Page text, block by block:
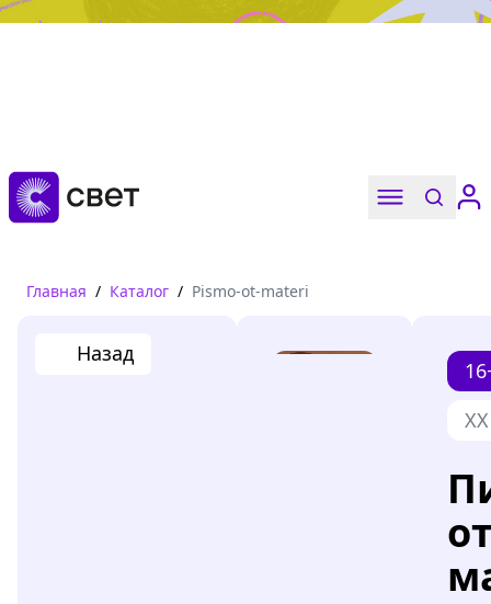
Дружба, любовь, взросление
Читать
Главная / Каталог / Pismo-ot-materi
Назад